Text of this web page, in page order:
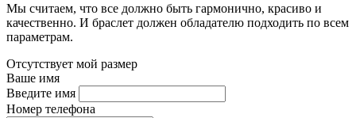
Мы считаем, что все должно быть гармонично, красиво и
качественно. И браслет должен обладателю подходить по всем
параметрам.
Отсутствует мой размер
Ваше имя
Введите имя
Номер телефона